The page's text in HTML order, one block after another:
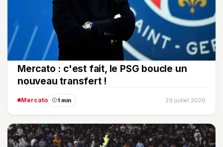
Mercato : c'est fait, le PSG boucle un
nouveau transfert !
Mercato 1 min 29 juillet 2026